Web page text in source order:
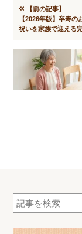
【前の記事】
【2026年版】卒寿
祝いを家族で迎える